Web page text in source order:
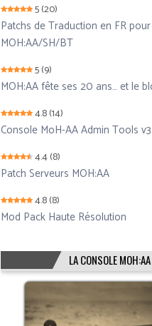
5(20)
Patchs de Traduction en FR pour
MOH:AA/SH/BT
5(9)
MOH:AA fête ses 20 ans… et le
4.8(14)
Console MoH-AA Admin Tools
4.4(8)
Patch Serveurs MOH:AA
4.8(8)
Mod Pack Haute Résolution
LA CONSOLE MOH:AA